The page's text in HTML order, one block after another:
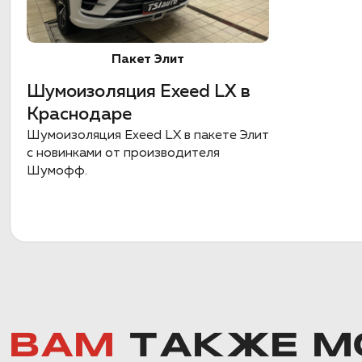
Пакет Элит
Шумоизоляция Exeed LX в
Краснодаре
Шумоизоляция Exeed LX в пакете Элит
с новинками от производителя
Шумофф.
ВАМ ТАКЖЕ